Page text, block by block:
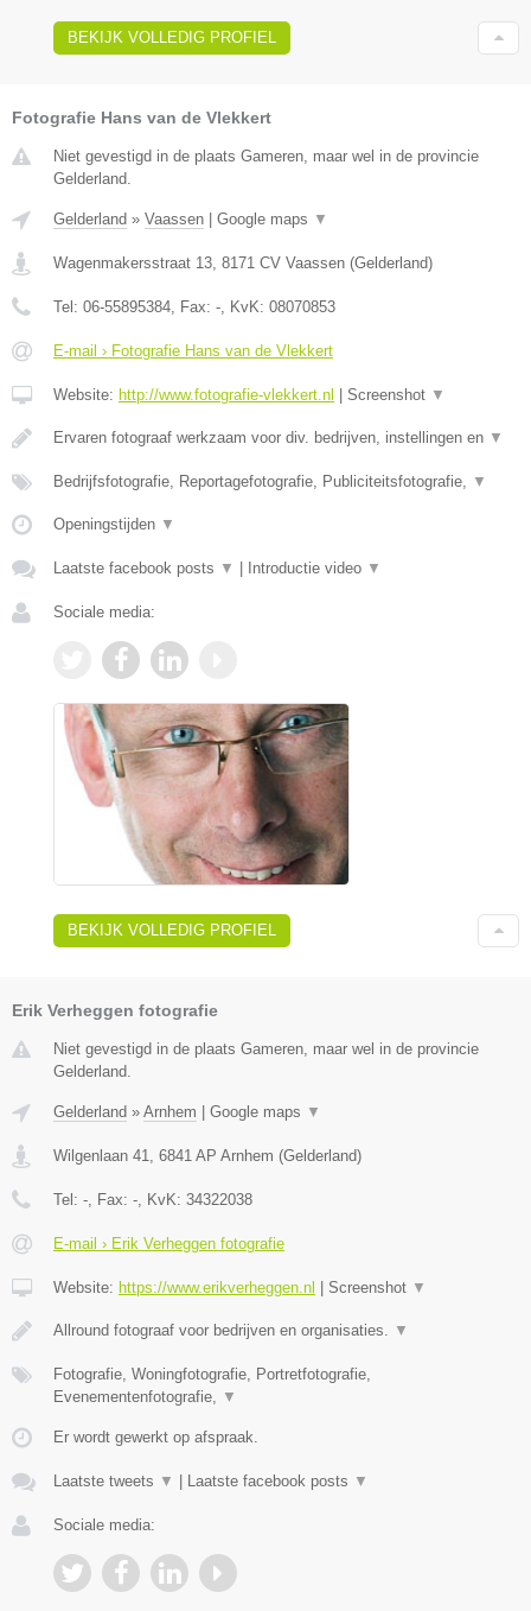
BEKIJK VOLLEDIG PROFIEL
Fotografie Hans van de Vlekkert
Niet gevestigd in de plaats Gameren, maar wel in de provincie
Gelderland.
Gelderland » Vaassen Google maps ▼
Wagenmakersstraat 13, 8171 CV Vaassen (Gelderland)
Tel: 06-55895384, Fax: -, KvK: 08070853
E-mail › Fotografie Hans van de Vlekkert
Website: http://www.fotografie-vlekkert.nl Screenshot ▼
Ervaren fotograaf werkzaam voor div. bedrijven, instellingen en ▼
Bedrijfsfotografie, Reportagefotografie, Publiciteitsfotografie, ▼
Openingstijden ▼
Laatste facebook posts ▼ Introductie video ▼
Sociale media:
BEKIJK VOLLEDIG PROFIEL
Erik Verheggen fotografie
Niet gevestigd in de plaats Gameren, maar wel in de provincie
Gelderland.
Gelderland » Arnhem Google maps ▼
Wilgenlaan 41 6841 AP Arnhem (Gelderland)
Tel: - , Fax: - , KvK: 34322038
E-mail › Erik Verheggen fotografie
Website: https://www.erikverheggen.nl Screenshot ▼
Allround fotograaf voor bedrijven en organisaties. ▼
Fotografie, Woningfotografie, Portretfotografie,
Evenementenfotografie,
▼
Er wordt gewerkt op afspraak.
Laatste tweets ▼ Laatste facebook posts ▼
Sociale media: